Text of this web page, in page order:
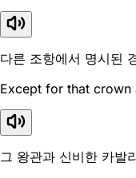
다른 조항에서 명시된
Except for that crown
그 왕관과 신비한 카발